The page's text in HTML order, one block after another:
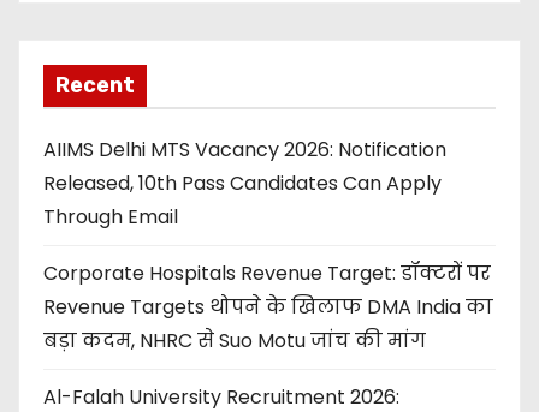
Recent
AIIMS Delhi MTS Vacancy 2026: Notification
Released, 10th Pass Candidates Can Apply
Through Email
Corporate Hospitals Revenue Target: डॉक्टरों पर
Revenue Targets थोपने के खिलाफ DMA India का
बड़ा कदम, NHRC से Suo Motu जांच की मांग
Al-Falah University Recruitment 2026: